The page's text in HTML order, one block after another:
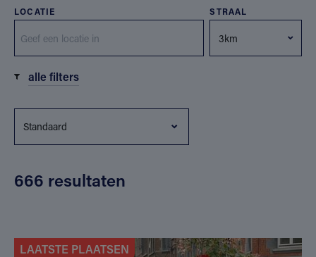
LOCATIE STRAAL
alle filters
666 resultaten
LAATSTE PLAATSEN